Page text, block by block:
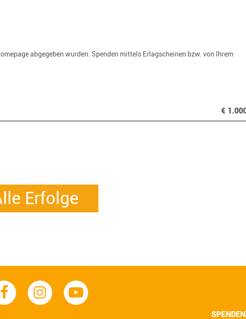
abgegeben wurden. Spenden mittels Erlagscheinen bzw. von Ihrem
€
Erfolge